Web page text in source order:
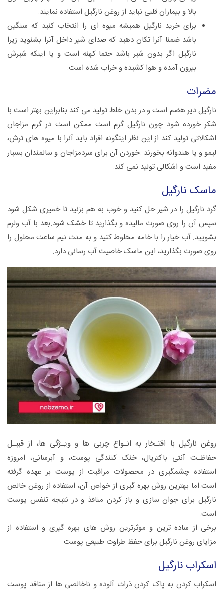
بالا و بیماران قلبی نباید از روغن نارگیل استفاده نمایند.
برای خرید نارگیل همیشه میوه ای را انتخاب کنید که سنگین
باشد ضمنا آنرا تکان دهید که صدای شیر داخل آنرا بشنوید زیرا
نارگیل اگر بدون شیر باشد حتما کهنه است و یا اینکه شیرش
بیرون آمده و هوا کشیده و خراب شده است.
مضرات
نارگیل دیر هضم است و در بدن خلط تولید می کند بنابراین بهتر است با
شکر خورده شود چون نارگیل گرم است ممکن است در گرم مزاجان
اشکالاتی تولید کند از این نظر اینگونه افراد باید آنرا با میوه های ترش،
لیمو و یا هندوانه بخورند .خوردن آن برای سردمزاجان و سالمندان بسیار
مفید است و اشکالی تولید نمی کند.
ماسک نارگیل
گرد نارگیل را در شیر حل کنید و خوب به هم بزنید تا خمیری شکل شود
سپس آن را روی صورت مالیده و بگذارید تا خشک شود.بعد با آب ولرم
بشویید. آب خیار را با خامه مخلوط کنید و به مدت نیم ساعت محلول را
روی صورت بگذارید، این ماسک خاصیت آب رسانی دارد.
روغن نارگیل با افتـخار به انـواع چربی ها و ویـژگی ها، از قبیـل
حفاظـت آنتی باکتریال، خنک کنندگی پوست، و آبرسانی، امروزه
استفاده چشمگیری در محصولات مراقبت از پوست بر عهده گرفته
است.اما بهترین روش بهره گیری از خواص آن، استفاده از روغن خالص
نارگیل برای جوان سازی و باز کردن منافذ و در نتیجه تنفس پوست
است.
برخی از ساده ترین و موثرترین روش های بهره گیری و استفاده از
مزایای روغن نارگیل برای حفظ طراوت طبیعی پوست
اسکراب نارگیل
اسکراب کردن به پاک کردن ذرات آلوده و ناخالصی ها از منافد پوست